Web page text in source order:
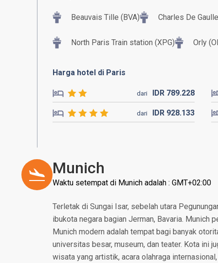
Beauvais Tille (BVA) Charles De
North Paris Train station (XPG) Orly
Harga hotel di Paris
dari IDR 789.228
dari IDR 928.133
Munich
Waktu setempat di Munich adalah : GMT+02:00
Terletak di Sungai Isar, sebelah utara
ibukota negara bagian Jerman, Bavaria. Munich
Munich modern adalah tempat bagi banyak
universitas besar, museum, dan teater. Kota ini
wisata yang artistik, acara olahraga